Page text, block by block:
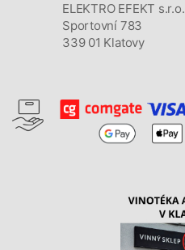
ELEKTRO EFEKT s.r.o.
Sportovní 783
339 01 Klatovy